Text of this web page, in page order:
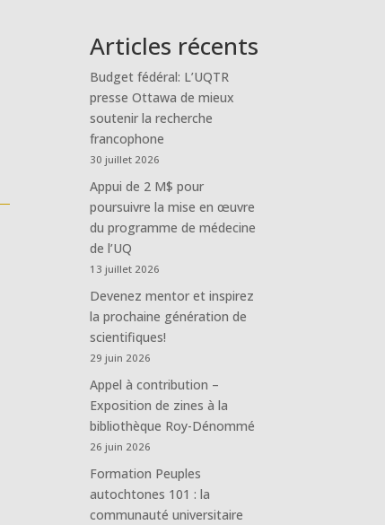
Articles récents
Budget fédéral: L’UQTR
presse Ottawa de mieux
soutenir la recherche
francophone
30 juillet 2026
Appui de 2 M$ pour
poursuivre la mise en œuvre
du programme de médecine
de l’UQ
13 juillet 2026
Devenez mentor et inspirez
la prochaine génération de
scientifiques!
29 juin 2026
Appel à contribution –
Exposition de zines à la
bibliothèque Roy-Dénommé
26 juin 2026
Formation Peuples
autochtones 101 : la
communauté universitaire